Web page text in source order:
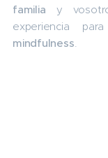
familia y
experiencia
mindfulness